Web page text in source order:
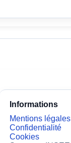
Informations
Mentions légales
Confidentialité
Cookies